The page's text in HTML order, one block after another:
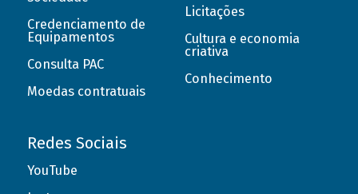
Credenciamento de
Equipamentos
Consulta PAC
Moedas contratuais
Licitações
Cultura e economia
criativa
Conhecimento
Redes Sociais
YouTube